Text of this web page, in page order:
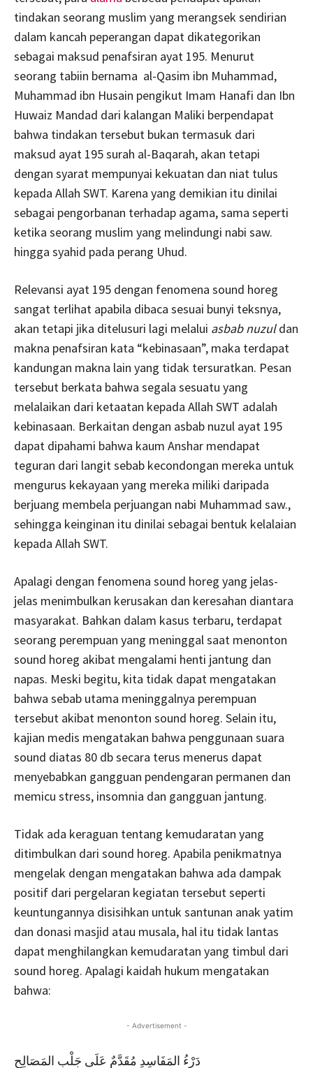
tindakan seorang muslim yang merangsek sendirian
dalam kancah peperangan dapat dikategorikan
sebagai maksud penafsiran ayat 195. Menurut
seorang tabiin bernama al-Qasim ibn Muhammad,
Muhammad ibn Husain pengikut Imam Hanafi dan Ibn
Huwaiz Mandad dari kalangan Maliki berpendapat
bahwa tindakan tersebut bukan termasuk dari
maksud ayat 195 surah al-Baqarah, akan tetapi
dengan syarat mempunyai kekuatan dan niat tulus
kepada Allah SWT. Karena yang demikian itu dinilai
sebagai pengorbanan terhadap agama, sama seperti
ketika seorang muslim yang melindungi nabi saw.
hingga syahid pada perang Uhud.
Relevansi ayat 195 dengan fenomena sound horeg
sangat terlihat apabila dibaca sesuai bunyi teksnya,
akan tetapi jika ditelusuri lagi melalui asbab nuzuldan
makna penafsiran kata “kebinasaan”, maka terdapat
kandungan makna lain yang tidak tersuratkan. Pesan
tersebut berkata bahwa segala sesuatu yang
melalaikan dari ketaatan kepada Allah SWT adalah
kebinasaan. Berkaitan dengan asbab nuzul ayat 195
dapat dipahami bahwa kaum Anshar mendapat
teguran dari langit sebab kecondongan mereka untuk
mengurus kekayaan yang mereka miliki daripada
berjuang membela perjuangan nabi Muhammad saw.,
sehingga keinginan itu dinilai sebagai bentuk kelalaian
kepada Allah SWT.
Apalagi dengan fenomena sound horeg yang jelas-
jelas menimbulkan kerusakan dan keresahan diantara
masyarakat. Bahkan dalam kasus terbaru, terdapat
seorang perempuan yang meninggal saat menonton
sound horeg akibat mengalami henti jantung dan
napas. Meski begitu, kita tidak dapat mengatakan
bahwa sebab utama meninggalnya perempuan
tersebut akibat menonton sound horeg. Selain itu,
kajian medis mengatakan bahwa penggunaan suara
sound diatas 80 db secara terus menerus dapat
menyebabkan gangguan pendengaran permanen dan
memicu stress, insomnia dan gangguan jantung.
Tidak ada keraguan tentang kemudaratan yang
ditimbulkan dari sound horeg. Apabila penikmatnya
mengelak dengan mengatakan bahwa ada dampak
positif dari pergelaran kegiatan tersebut seperti
keuntungannya disisihkan untuk santunan anak yatim
dan donasi masjid atau musala, hal itu tidak lantas
dapat menghilangkan kemudaratan yang timbul dari
sound horeg. Apalagi kaidah hukum mengatakan
bahwa:
- Advertisement -
دَرْءُ المَفَاسِدِ مُقَدَّمٌ عَلَى جَلْبِ المَصَالِحِ